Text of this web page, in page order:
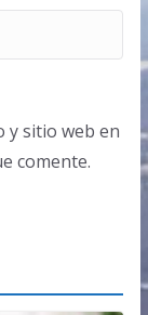
y sitio web en
comente.